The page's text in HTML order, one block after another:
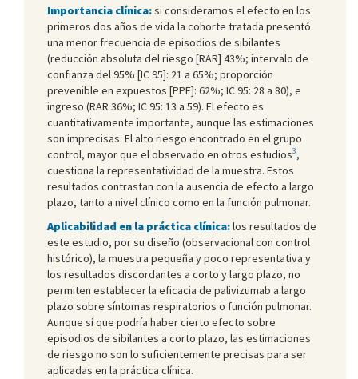
Importancia clínica:si consideramos el efecto en los
primeros dos años de vida la cohorte tratada presentó
una menor frecuencia de episodios de sibilantes
(reducción absoluta del riesgo [RAR] 43%; intervalo de
confianza del 95% [IC 95]: 21 a 65%; proporción
prevenible en expuestos [PPE]: 62%; IC 95: 28 a 80), e
ingreso (RAR 36%; IC 95: 13 a 59). El efecto es
cuantitativamente importante, aunque las estimaciones
son imprecisas. El alto riesgo encontrado en el grupo
control, mayor que el observado en otros estudios3,
cuestiona la representatividad de la muestra. Estos
resultados contrastan con la ausencia de efecto a largo
plazo, tanto a nivel clínico como en la función pulmonar.
Aplicabilidad en la práctica clínica:los resultados de
este estudio, por su diseño (observacional con control
histórico), la muestra pequeña y poco representativa y
los resultados discordantes a corto y largo plazo, no
permiten establecer la eficacia de palivizumab a largo
plazo sobre síntomas respiratorios o función pulmonar.
Aunque sí que podría haber cierto efecto sobre
episodios de sibilantes a corto plazo, las estimaciones
de riesgo no son lo suficientemente precisas para ser
aplicadas en la práctica clínica.